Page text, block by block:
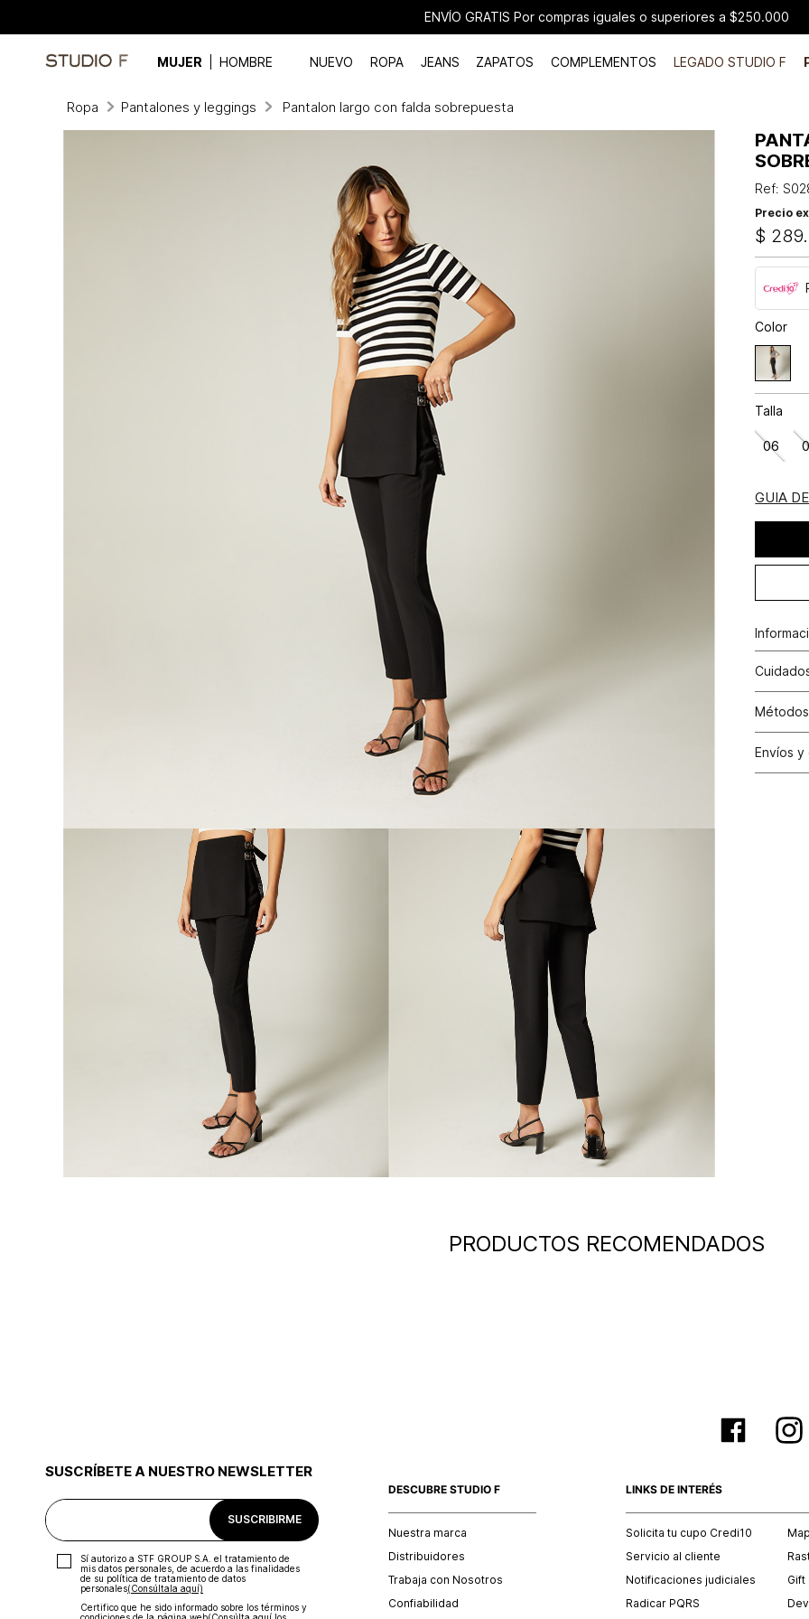
ENVÍO GRATIS Por compras iguales o superiores a $250.000
MUJER HOMBRE NUEVO ROPA JEANS ZAPATOS COMPLEMENTOS LEGADO STUDIO F
Ropa Pantalones y leggings Pantalon largo con falda sobrepuesta
Ref:
Precio
$ 289.
Color
Talla
06
GUIA
No
con
Tarjetas
Envíos
de
PRODUCTOS RECOMENDADOS
SUSCRÍBETE A NUESTRO NEWSLETTER
SUSCRIBIRME
Sí autorizo a STF GROUP S.A. el tratamiento de
mis datos personales, de acuerdo a las finalidades
de su política de tratamiento de datos
personales‎(Consúltala aquí)
Certifico que he sido informado sobre los términos y
DESCUBRE STUDIO F
Nuestra marca
Distribuidores
Trabaja con Nosotros
Confiabilidad
LINKS DE INTERÉS
Solicita tu cupo Credi10
Servicio al cliente
Notificaciones judiciales
Radicar PQRS
Gift